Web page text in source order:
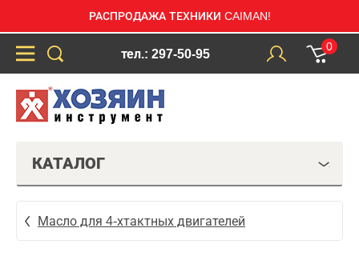
РАСПРОДАЖА ТЕХНИКИ CAIMAN!
тел.: 297-50-95
0
КАТАЛОГ
Масло для 4-хтактных двигателей